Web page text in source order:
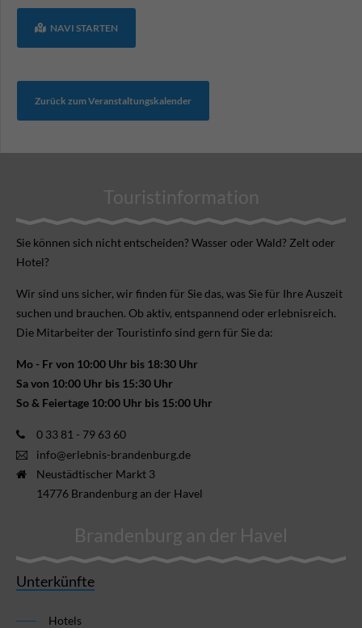
NAVI STARTEN
Zurück zum Veranstaltungskalender
Touristinformation
Sie können sich nicht ent­scheiden? Wasser oder Wald? Zelt oder
Hotel?
Wir sind uns sicher, wir finden für Sie das, was Sie für Ihre Aus­zeit
suchen und brauchen. Ob aktiv, ent­spannend oder erlebnis­reich.
Die Mitarbeiter der Touristinfo sind gern für Sie da:
Mo - Fr von 10:00 Uhr bis 18:30 Uhr
Sa von 10:00 Uhr bis 15:30 Uhr
So & Feiertage 10:00 Uhr bis 15:00 Uhr
0 33 81 - 79 63 60
info@erlebnis-brandenburg.de
Neustädtischer Markt 3
14776 Brandenburg an der Havel
Brandenburg an der Havel
Unterkünfte
Hotels